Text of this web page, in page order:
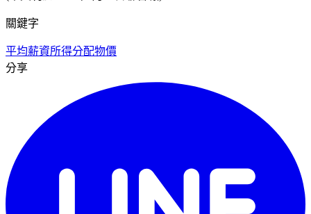
關鍵字
平均薪資所得分配物價
分享